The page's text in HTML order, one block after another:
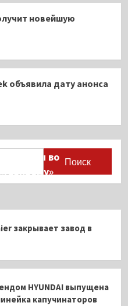
новейшую
объявила дату анонса
во
закрывает завод в
HYUNDAI выпущена
капучинаторов